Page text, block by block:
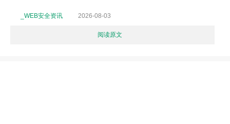
_WEB安全资讯 2026-08-03
阅读原文